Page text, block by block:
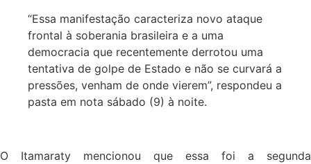
“Essa manifestação caracteriza novo ataque
frontal à soberania brasileira e a uma
democracia que recentemente derrotou uma
tentativa de golpe de Estado e não se curvará a
pressões, venham de onde vierem”, respondeu a
pasta em nota sábado (9) à noite.
O Itamaraty mencionou que essa foi a segunda